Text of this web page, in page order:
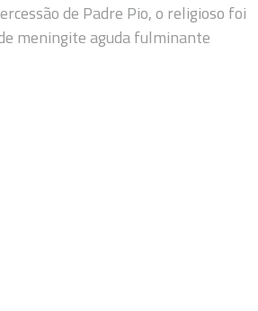
de Padre Pio, o religioso foi
meningite aguda fulminante